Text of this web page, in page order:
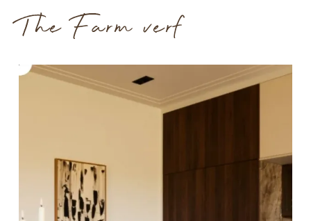
The Farm verf